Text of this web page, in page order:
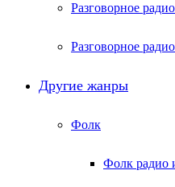
Разговорное
Разговорное
Другие жанры
Фолк
Фолк радио